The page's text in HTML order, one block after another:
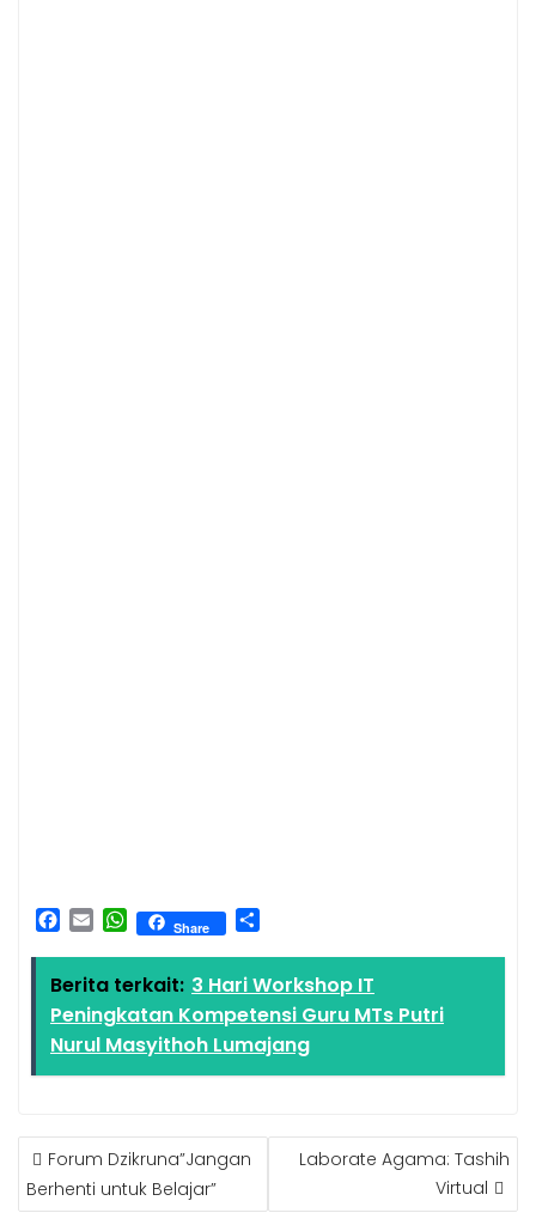
e
b
o
o
i
l
W
h
t
s
A
p
Share
r
e
Berita terkait: 3 Hari Workshop IT
Peningkatan Kompetensi Guru MTs Putri
Nurul Masyithoh Lumajang
Forum Dzikruna”Jangan
Berhenti untuk Belajar”
Laborate Agama: Tashih
Virtual